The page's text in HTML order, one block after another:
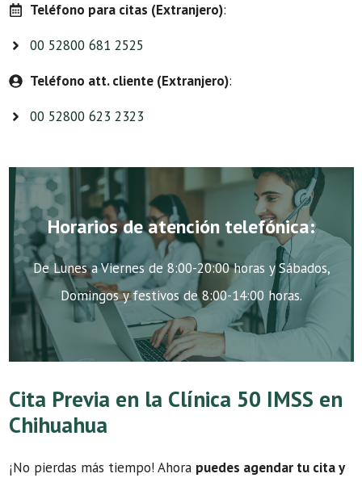
Teléfono para citas (Extranjero):
00 52800 681 2525
Teléfono att. cliente (Extranjero):
00 52800 623 2323
Horarios de atención telefónica:
De Lunes a Viernes de 8:00-20:00 horas y Sábados,
Domingos y festivos de 8:00-14:00 horas.
Cita Previa en la Clínica 50 IMSS en
Chihuahua
¡No pierdas más tiempo! Ahora puedes agendar tu cita y